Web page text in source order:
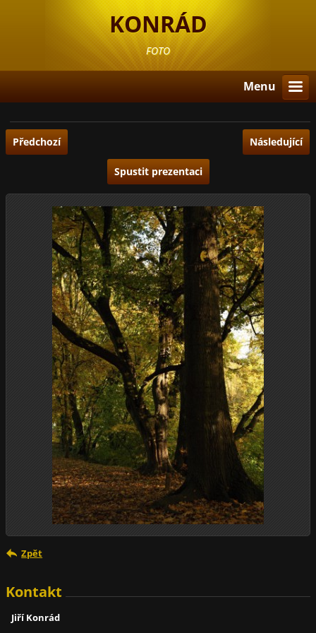
KONRÁD
FOTO
Menu
Předchozí Následující
Spustit prezentaci
Zpět
Kontakt
Jiří Konrád